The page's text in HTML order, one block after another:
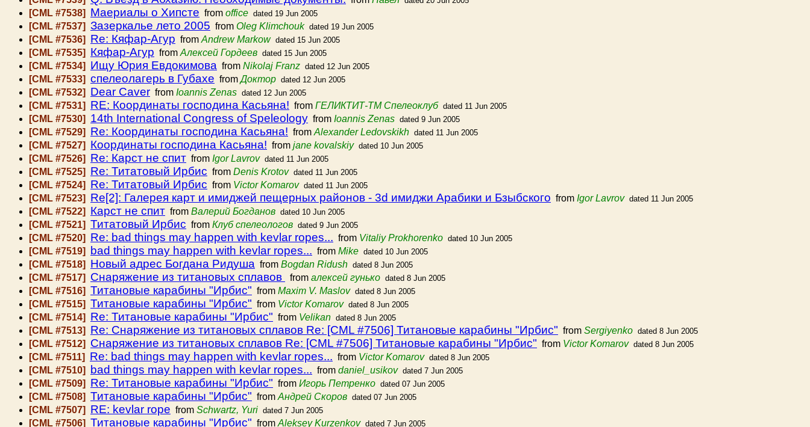
[CML #7538] Маериалы о Хипсте from office dated 19 Jun 2005
[CML #7537] Зазеркалье лето 2005 from Oleg Klimchouk dated 19 Jun 2005
[CML #7536] Re: Кяфар-Агур from Andrew Markow dated 15 Jun 2005
[CML #7535] Кяфар-Агур from Алексей Гордеев dated 15 Jun 2005
[CML #7534] Ищу Юрия Евдокимова from Nikolaj Franz dated 12 Jun 2005
[CML #7533] спелеолагерь в Губахе fromДоктор dated 12 Jun 2005
[CML #7532] Dear Caver from Ioannis Zenas dated 12 Jun 2005
[CML #7531] RE: Координаты господина Касьяна! from ГЕЛИКТИТ-ТМ Спелеоклуб dated 11 Jun 2005
[CML #7530] 14th International Congress of Speleology from Ioannis Zenas dated 9 Jun 2005
[CML #7529] Re: Координаты господина Касьяна! from Alexander Ledovskikh dated 11 Jun 2005
[CML #7527] Координаты господина Касьяна! from jane kovalskiy dated 10 Jun 2005
[CML #7526] Re: Карст не спит from Igor Lavrov dated 11 Jun 2005
[CML #7525] Re: Титатовый Ирбис from Denis Krotov dated 11 Jun 2005
[CML #7524] Re: Титатовый Ирбис from Victor Komarov dated 11 Jun 2005
[CML #7523] Re[2]: Галерея карт и имиджей пещерных районов - 3d имиджи Арабики и Бзыбского from Igor Lavrov dated 11 Jun 2005
[CML #7522] Карст не спит from Валерий Богданов dated 10 Jun 2005
[CML #7521] Титатовый Ирбис from Клуб спелеологов dated 9 Jun 2005
[CML #7520] Re: bad things may happen with kevlar ropes... from Vitaliy Prokhorenko dated 10 Jun 2005
[CML #7519] bad things may happen with kevlar ropes... from Mike dated 10 Jun 2005
[CML #7518] Новый адрес Богдана Ридуша from Bogdan Ridush dated 8 Jun 2005
[CML #7517] Снаряжение из титановых сплавов from алексей гунько dated 8 Jun 2005
[CML #7516] Титановые карабины "Ирбис" from Maxim V. Maslov dated 8 Jun 2005
[CML #7515] Титановые карабины "Ирбис" from Victor Komarov dated 8 Jun 2005
[CML #7514] Re: Титановые карабины "Ирбис" from Velikan dated 8 Jun 2005
[CML #7513] Re: Снаряжение из титановых сплавов Re: [CML #7506] Титановые карабины "Ирбис" from Sergiyenko dated 8 Jun 2005
[CML #7512] Снаряжение из титановых сплавов Re: [CML #7506] Титановые карабины "Ирбис" from Victor Komarov dated 8 Jun 2005
[CML #7511] Re: bad things may happen with kevlar ropes... from Victor Komarov dated 8 Jun 2005
[CML #7510] bad things may happen with kevlar ropes... from daniel_usikov dated 7 Jun 2005
[CML #7509] Re: Титановые карабины "Ирбис" from Игорь Петренко dated 07 Jun 2005
[CML #7508] Титановые карабины "Ирбис" from Андрей Скоров dated 07 Jun 2005
[CML #7507] RE: kevlar rope from Schwartz, Yuri dated 7 Jun 2005
[CML #7506] Титановые карабины "Ирбис" from Aleksey Kurzenkov dated 7 Jun 2005